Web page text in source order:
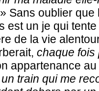
» Sans oublier
est un je qui
de la vie
chaque fois
appartenance
train qui me